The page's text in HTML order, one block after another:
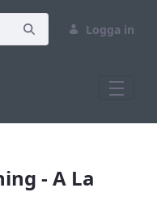
Logga in
- A La